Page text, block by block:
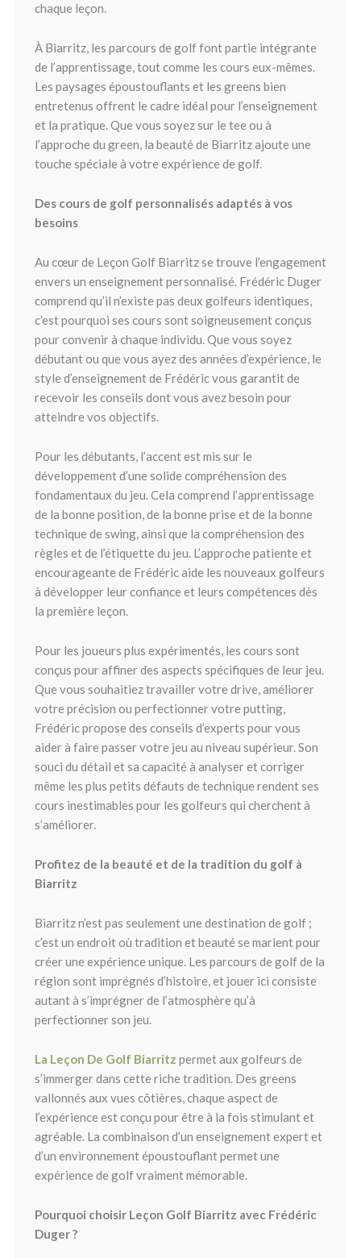
chaque leçon.
À Biarritz, les parcours de golf font partie intégrante
de l’apprentissage, tout comme les cours eux-mêmes.
Les paysages époustouflants et les greens bien
entretenus offrent le cadre idéal pour l’enseignement
et la pratique. Que vous soyez sur le tee ou à
l’approche du green, la beauté de Biarritz ajoute une
touche spéciale à votre expérience de golf.
Des cours de golf personnalisés adaptés à vos
besoins
Au cœur de Leçon Golf Biarritz se trouve l’engagement
envers un enseignement personnalisé. Frédéric Duger
comprend qu’il n’existe pas deux golfeurs identiques,
c’est pourquoi ses cours sont soigneusement conçus
pour convenir à chaque individu. Que vous soyez
débutant ou que vous ayez des années d’expérience, le
style d’enseignement de Frédéric vous garantit de
recevoir les conseils dont vous avez besoin pour
atteindre vos objectifs.
Pour les débutants, l’accent est mis sur le
développement d’une solide compréhension des
fondamentaux du jeu. Cela comprend l’apprentissage
de la bonne position, de la bonne prise et de la bonne
technique de swing, ainsi que la compréhension des
règles et de l’étiquette du jeu. L’approche patiente et
encourageante de Frédéric aide les nouveaux golfeurs
à développer leur confiance et leurs compétences dès
la première leçon.
Pour les joueurs plus expérimentés, les cours sont
conçus pour affiner des aspects spécifiques de leur jeu.
Que vous souhaitiez travailler votre drive, améliorer
votre précision ou perfectionner votre putting,
Frédéric propose des conseils d’experts pour vous
aider à faire passer votre jeu au niveau supérieur. Son
souci du détail et sa capacité à analyser et corriger
même les plus petits défauts de technique rendent ses
cours inestimables pour les golfeurs qui cherchent à
s’améliorer.
Profitez de la beauté et de la tradition du golf à
Biarritz
Biarritz n’est pas seulement une destination de golf ;
c’est un endroit où tradition et beauté se marient pour
créer une expérience unique. Les parcours de golf de la
région sont imprégnés d’histoire, et jouer ici consiste
autant à s’imprégner de l’atmosphère qu’à
perfectionner son jeu.
La Leçon De Golf Biarritz permet aux golfeurs de
s’immerger dans cette riche tradition. Des greens
vallonnés aux vues côtières, chaque aspect de
l’expérience est conçu pour être à la fois stimulant et
agréable. La combinaison d’un enseignement expert et
d’un environnement époustouflant permet une
expérience de golf vraiment mémorable.
Pourquoi choisir Leçon Golf Biarritz avec Frédéric
Duger ?